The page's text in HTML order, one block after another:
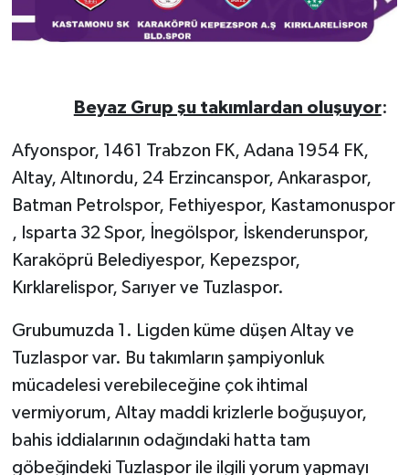
Beyaz Grup şu takımlardan oluşuyor:
Afyonspor, 1461 Trabzon FK, Adana 1954 FK,
Altay, Altınordu, 24 Erzincanspor, Ankaraspor,
Batman Petrolspor, Fethiyespor, Kastamonuspor
, Isparta 32 Spor, İnegölspor, İskenderunspor,
Karaköprü Belediyespor, Kepezspor,
Kırklarelispor, Sarıyer ve Tuzlaspor.
Grubumuzda 1. Ligden küme düşen Altay ve
Tuzlaspor var. Bu takımların şampiyonluk
mücadelesi verebileceğine çok ihtimal
vermiyorum, Altay maddi krizlerle boğuşuyor,
bahis iddialarının odağındaki hatta tam
göbeğindeki Tuzlaspor ile ilgili yorum yapmayı